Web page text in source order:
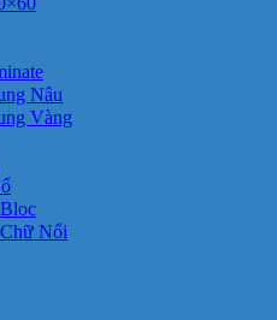
Nâu
Vàng
Nổi